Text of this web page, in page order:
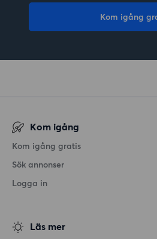
Kom igång
Kom igång
Kom igång gratis
Sök annonser
Logga in
Läs mer